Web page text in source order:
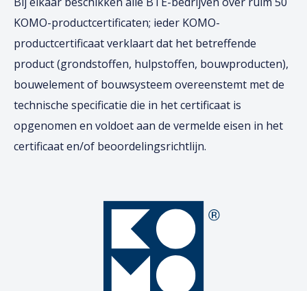
KOMO-productcertificaten; ieder KOMO-
productcertificaat verklaart dat het betreffende
product (grondstoffen, hulpstoffen, bouwproducten),
bouwelement of bouwsysteem overeenstemt met de
technische specificatie die in het certificaat is
opgenomen en voldoet aan de vermelde eisen in het
certificaat en/of beoordelingsrichtlijn.